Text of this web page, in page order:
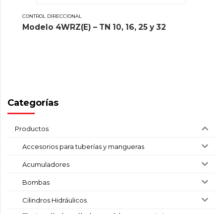
CONTROL DIRECCIONAL
Modelo 4WRZ(E) – TN 10, 16, 25 y 32
Categorías
Productos
Accesorios para tuberías y mangueras
Acumuladores
Bombas
Cilindros Hidráulicos